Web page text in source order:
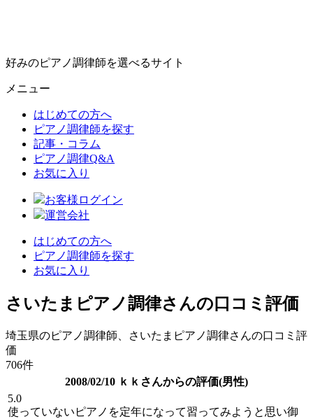
好みのピアノ調律師を選べるサイト
メニュー
はじめての方へ
ピアノ調律師を探す
記事・コラム
ピアノ調律Q&A
お気に入り
お客様ログイン
運営会社
はじめての方へ
ピアノ調律師を探す
お気に入り
さいたまピアノ調律さんの口コミ評価
埼玉県のピアノ調律師、さいたまピアノ調律さんの口コミ評
価
706件
2008/02/10 ｋｋさんからの評価(男性)
5.0
使っていないピアノを定年になって習ってみようと思い御